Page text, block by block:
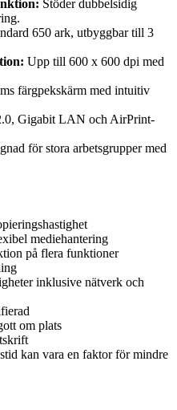
Stöder dubbelsidig
650 ark, utbyggbar till 3
Upp till 600 x 600 dpi med
färgpekskärm med intuitiv
Gigabit LAN och AirPrint-
för stora arbetsgrupper med
mediehantering
på flera funktioner
inklusive nätverk och
om plats
kan vara en faktor för mindre